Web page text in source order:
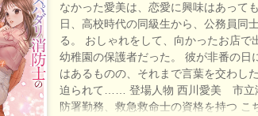
なかった愛美は、恋愛に興味はあって
日、高校時代の同級生から、公務員同
る。 おしゃれをして、向かったお店で
幼稚園の保護者だった。 彼が非番の日
はあるものの、それまで言葉を交わし
迫られて…… 登場人物 西川愛美 市立
防署勤務、救急救命士の資格を持つ こ